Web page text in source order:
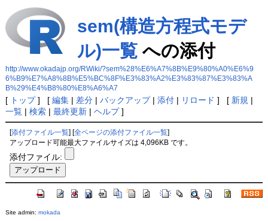
sem(構造方程式モデ
ル)一覧への添付
http://www.okadajp.org/RWiki/?sem%28%E6%A7%8B%E9%80%A0%E6%9
6%B9%E7%A8%8B%E5%BC%8F%E3%83%A2%E3%83%87%E3%83%A
B%29%E4%B8%80%E8%A6%A7
[ トップ] [ 編集| 差分| バックアップ| 添付| リロード ] [ 新規 |
一覧| 検索| 最終更新| ヘルプ]
[添付ファイル一覧 ] [全ページの添付ファイル一覧
アップロード可能最大ファイルサイズは 4,096KB です。
添付ファイル:
Site admin: mokada